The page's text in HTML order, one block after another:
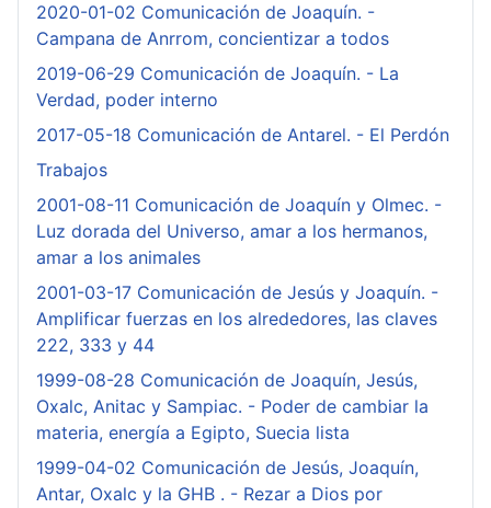
2020-01-02 Comunicación de Joaquín. -
Campana de Anrrom, concientizar a todos
2019-06-29 Comunicación de Joaquín. - La
Verdad, poder interno
2017-05-18 Comunicación de Antarel. - El Perdón
Trabajos
2001-08-11 Comunicación de Joaquín y Olmec. -
Luz dorada del Universo, amar a los hermanos,
amar a los animales
2001-03-17 Comunicación de Jesús y Joaquín. -
Amplificar fuerzas en los alrededores, las claves
222, 333 y 44
1999-08-28 Comunicación de Joaquín, Jesús,
Oxalc, Anitac y Sampiac. - Poder de cambiar la
materia, energía a Egipto, Suecia lista
1999-04-02 Comunicación de Jesús, Joaquín,
Antar, Oxalc y la GHB . - Rezar a Dios por